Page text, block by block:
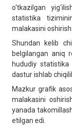
o‘tkazilgan
statistika
malakasini
Shundan kelib
belgilangan aniq
hududiy statistika
dastur ishlab
Mazkur grafik
malakasini
yanada
etilgan edi.